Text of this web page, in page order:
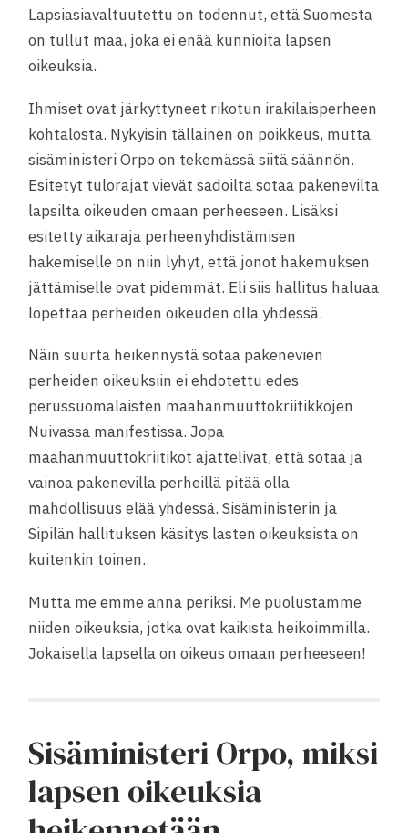
Lapsiasiavaltuutettu on todennut, että Suomesta
on tullut maa, joka ei enää kunnioita lapsen
oikeuksia.
Ihmiset ovat järkyttyneet rikotun irakilaisperheen
kohtalosta. Nykyisin tällainen on poikkeus, mutta
sisäministeri Orpo on tekemässä siitä säännön.
Esitetyt tulorajat vievät sadoilta sotaa pakenevilta
lapsilta oikeuden omaan perheeseen. Lisäksi
esitetty aikaraja perheenyhdistämisen
hakemiselle on niin lyhyt, että jonot hakemuksen
jättämiselle ovat pidemmät. Eli siis hallitus haluaa
lopettaa perheiden oikeuden olla yhdessä.
Näin suurta heikennystä sotaa pakenevien
perheiden oikeuksiin ei ehdotettu edes
perussuomalaisten maahanmuuttokriitikkojen
Nuivassa manifestissa. Jopa
maahanmuuttokriitikot ajattelivat, että sotaa ja
vainoa pakenevilla perheillä pitää olla
mahdollisuus elää yhdessä. Sisäministerin ja
Sipilän hallituksen käsitys lasten oikeuksista on
kuitenkin toinen.
Mutta me emme anna periksi. Me puolustamme
niiden oikeuksia, jotka ovat kaikista heikoimmilla.
Jokaisella lapsella on oikeus omaan perheeseen!
Sisäministeri Orpo, miksi
lapsen oikeuksia